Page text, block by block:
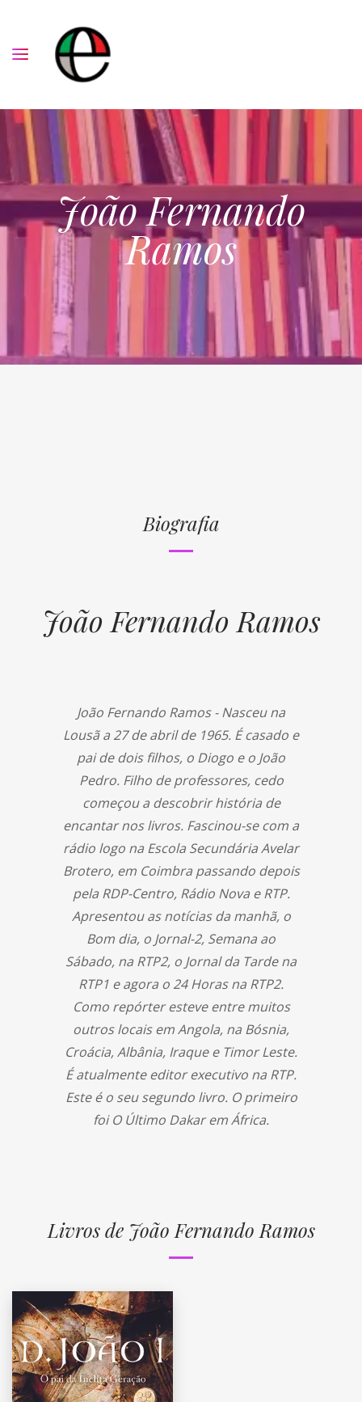
João Fernando
Ramos
Biografia
João Fernando Ramos
João Fernando Ramos - Nasceu na
Lousã a 27 de abril de 1965. É casado e
pai de dois filhos, o Diogo e o João
Pedro. Filho de professores, cedo
começou a descobrir história de
encantar nos livros. Fascinou-se com a
rádio logo na Escola Secundária Avelar
Brotero, em Coimbra passando depois
pela RDP-Centro, Rádio Nova e RTP.
Apresentou as notícias da manhã, o
Bom dia, o Jornal-2, Semana ao
Sábado, na RTP2, o Jornal da Tarde na
RTP1 e agora o 24 Horas na RTP2.
Como repórter esteve entre muitos
outros locais em Angola, na Bósnia,
Croácia, Albânia, Iraque e Timor Leste.
É atualmente editor executivo na RTP.
Este é o seu segundo livro. O primeiro
foi O Último Dakar em África.
Livros de João Fernando Ramos